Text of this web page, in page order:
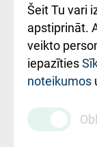
Rekvizīti un
ārstniecības
iestādes
010000234
Maksas
pakalpojumu
Šeit Tu vari
apstiprināt.
veikto
iepazīties
noteikumos